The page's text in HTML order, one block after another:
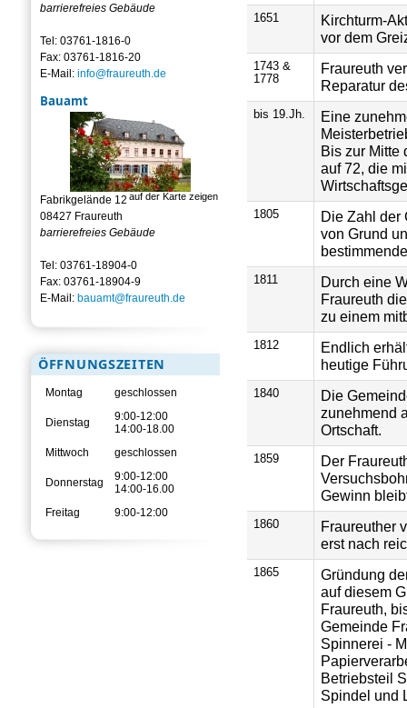
1651
Kirchturm-
vor dem
1743 &
1778
Fraureuth
Reparatur
bis 19.Jh.
Eine
Bis zur Mitte
auf 72, die
1805
Die Zahl der
von Grund
1811
Durch eine
Fraureuth
zu einem
1812
Endlich
heutige
1840
Die
zunehmend
Ortschaft.
1859
Der
Gewinn
1860
Fraureuther
erst nach
1865
Gründung
auf diesem
Fraureuth,
Gemeinde
Spinnerei -
Betriebsteil
Spindel und
barrierefreies Gebäude
Tel: 03761-1816-0
Fax: 03761-1816-20
E-Mail: info@fraureuth.de
Bauamt
auf der Karte zeigen
Fabrikgelände 12
08427 Fraureuth
barrierefreies Gebäude
Tel: 03761-18904-0
Fax: 03761-18904-9
E-Mail: bauamt@fraureuth.de
ÖFFNUNGSZEITEN
Montag geschlossen
Dienstag
9:00-12:00
14:00-18.00
Mittwoch
geschlossen
Donnerstag
9:00-12:00
14:00-16.00
Freitag
9:00-12:00